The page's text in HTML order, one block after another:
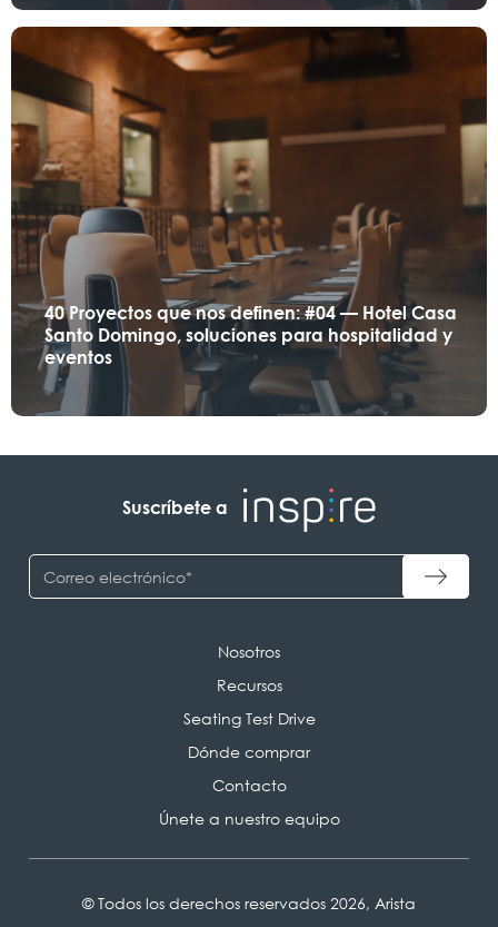
40 Proyectos que nos definen: #04 — Hotel Casa
Santo Domingo, soluciones para hospitalidad y
eventos
Suscríbete a
Nosotros
Recursos
Seating Test Drive
Dónde comprar
Contacto
Únete a nuestro equipo
© Todos los derechos reservados 2026, Arista